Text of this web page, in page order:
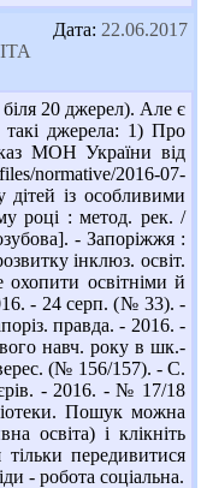
Дата: 22.06.2017
20 джерел). Але є
такі джерела: 1) Про
МОН України від
2016-07-
із особливими
році : метод. рек. /
- Запоріжжя :
інклюз. освіт.
освітніми й
- 24 серп. (№ 33). -
правда. - 2016. -
навч. року в шк.-
(№ 156/157). - С.
- 2016. - № 17/18
Пошук можна
освіта) і клікніть
передивитися
- робота соціальна.